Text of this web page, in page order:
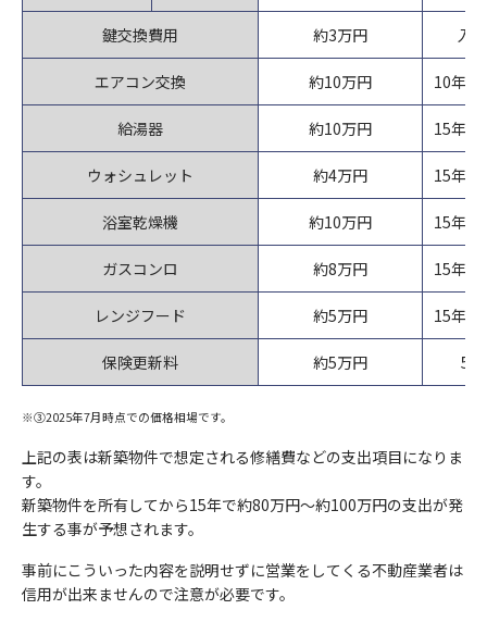
鍵交換費用 約3万円 入
エアコン交換 約10万円 10年に
給湯器 約10万円 15年に
ウォシュレット 約4万円 15年に
浴室乾燥機 約10万円 15年に
ガスコンロ 約8万円 15年に
レンジフード 約5万円 15年に
保険更新料 約5万円 5
※③2025年7月時点での価格相場です。
上記の表は新築物件で想定される修繕費などの支出項目になりま
す。
新築物件を所有してから15年で約80万円～約100万円の支出が発
生する事が予想されます。
事前にこういった内容を説明せずに営業をしてくる不動産業者は
信用が出来ませんので注意が必要です。